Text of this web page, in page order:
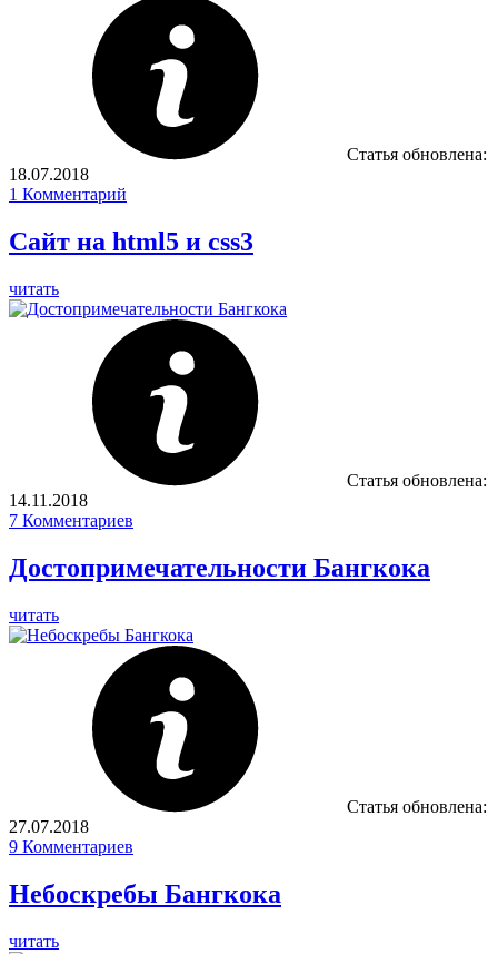
Статья обновлена:
18.07.2018
1 Комментарий
Сайт на html5 и сss3
читать
Статья обновлена:
14.11.2018
7 Комментариев
Достопримечательности Бангкока
читать
Статья обновлена:
27.07.2018
9 Комментариев
Небоскребы Бангкока
читать